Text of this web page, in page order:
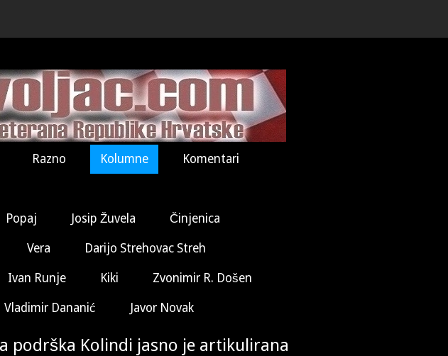
Razno Kolumne Komentari
Popaj Josip Žuvela Činjenica
Vera Darijo Strehovac Streh
Ivan Runje Kiki Zvonimir R. Došen
Vladimir Dananić Javor Novak
podrška Kolindi jasno je artikulirana